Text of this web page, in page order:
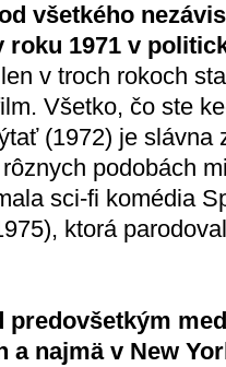
všetkého
roku 1971 v
v troch rokoch
Všetko, čo ste
(1972) je slávna
podobách
sci-fi komédia
ktorá
predovšetkým
a najmä v New